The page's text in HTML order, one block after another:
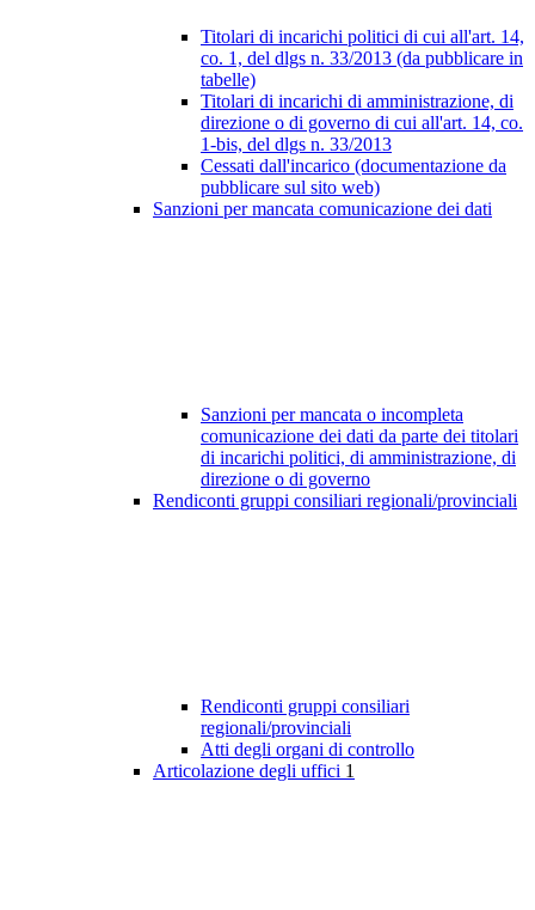
Titolari di incarichi politici di cui all'art. 14,
co. 1, del dlgs n. 33/2013 (da pubblicare in
tabelle)
Titolari di incarichi di amministrazione, di
direzione o di governo di cui all'art. 14, co.
1-bis, del dlgs n. 33/2013
Cessati dall'incarico (documentazione da
pubblicare sul sito web)
Sanzioni per mancata comunicazione dei dati
Sanzioni per mancata o incompleta
comunicazione dei dati da parte dei titolari
di incarichi politici, di amministrazione, di
direzione o di governo
Rendiconti gruppi consiliari regionali/provinciali
Rendiconti gruppi consiliari
regionali/provinciali
Atti degli organi di controllo
Articolazione degli uffici 1